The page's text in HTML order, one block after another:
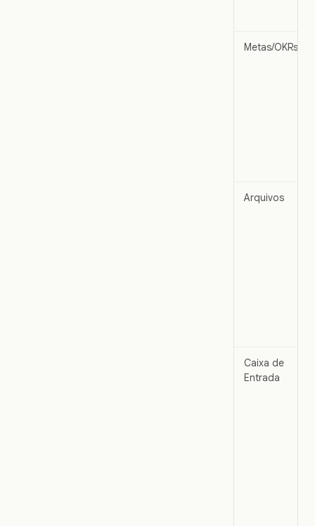
Metas/OKRs
Arquivos
Caixa de
Entrada